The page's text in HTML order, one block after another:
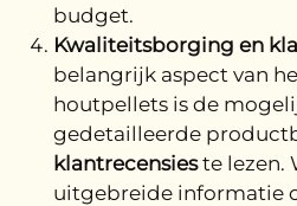
budget.
Kwaliteitsborging en
belangrijk aspect van
houtpellets is de
gedetailleerde
klantrecensieste lezen.
uitgebreide informatie